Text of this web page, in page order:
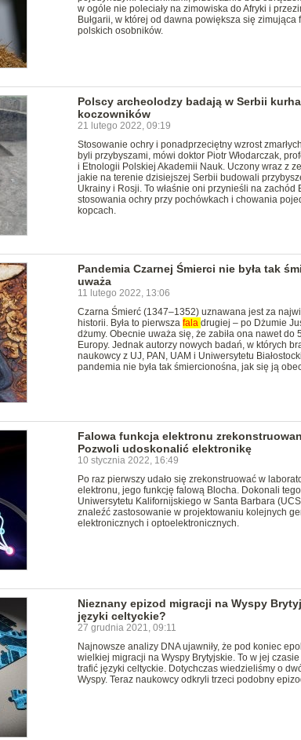
w ogóle nie poleciały na zimowiska do Afryki i
Bułgarii, w której od dawna powiększa się zimująca
polskich osobników.
Polscy archeolodzy badają w Serbii
koczowników
21 lutego 2022, 09:19
Stosowanie ochry i ponadprzeciętny wzrost
byli przybyszami, mówi doktor Piotr Włodarczak,
i Etnologii Polskiej Akademii Nauk. Uczony wraz z
jakie na terenie dzisiejszej Serbii budowali
Ukrainy i Rosji. To właśnie oni przynieśli na zachód
stosowania ochry przy pochówkach i chowania
kopcach.
Pandemia Czarnej Śmierci nie była tak
uważa
11 lutego 2022, 13:06
Czarna Śmierć (1347–1352) uznawana jest za
historii. Była to pierwsza fala drugiej – po Dżumie
dżumy. Obecnie uważa się, że zabiła ona nawet do
Europy. Jednak autorzy nowych badań, w których
naukowcy z UJ, PAN, UAM i Uniwersytetu
pandemia nie była tak śmiercionośna, jak się ją
Falowa funkcja elektronu
Pozwoli udoskonalić elektronikę
10 stycznia 2022, 16:49
Po raz pierwszy udało się zrekonstruować w
elektronu, jego funkcję falową Blocha. Dokonali
Uniwersytetu Kalifornijskiego w Santa Barbara
znaleźć zastosowanie w projektowaniu kolejnych
elektronicznych i optoelektronicznych.
Nieznany epizod migracji na Wyspy
języki celtyckie?
27 grudnia 2021, 09:11
Najnowsze analizy DNA ujawniły, że pod koniec
wielkiej migracji na Wyspy Brytyjskie. To w jej czasie
trafić języki celtyckie. Dotychczas wiedzieliśmy o
Wyspy. Teraz naukowcy odkryli trzeci podobny